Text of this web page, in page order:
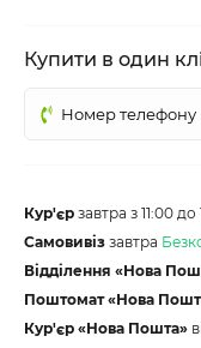
Купити в один
Кур'єр завтра з 11:00 до
Самовивіз завтра
Відділення «Нова
Поштомат «Нова
Кур'єр «Нова Пошта»